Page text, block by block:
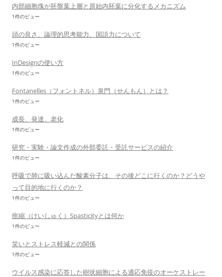
内部細胞塊が胚盤葉上層と原始内胚葉に分化するメカニズム
1件のビュー
頭の良さ、論理的思考能力、国語力について
1件のビュー
InDesignの使い方
1件のビュー
Fontanelles（フォントネル）泉門（せんもん）とは？
1件のビュー
成長、発達、老化
1件のビュー
研究・実験・論文作成の外部委託・受託サービスの紹介
1件のビュー
呼吸で肺に吸い込んだ酸素分子は、その後どこに行くのか？どうや
って目的地に行くのか？
1件のビュー
痙縮（けいしゅく）Spasticityとは何か
1件のビュー
笑いとストレス軽減との関係
1件のビュー
ウイルス感染に応答した樹状細胞による適応免疫のオーケストレー